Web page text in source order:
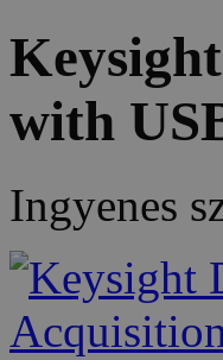
with
Ingyenes